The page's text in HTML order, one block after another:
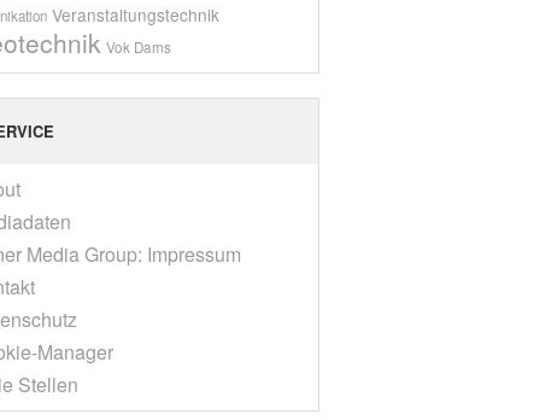
Veranstaltungstechnik
Vok Dams
Media Group: Impressum
Manager
Stellen